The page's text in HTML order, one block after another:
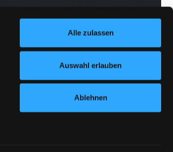
Alle zulassen
Auswahl erlauben
Ablehnen
abonnieren
verpassen